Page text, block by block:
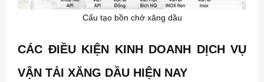
Cấu tạo bồn chở xăng dầu
CÁC ĐIỀU KIỆN KINH DOANH DỊCH VỤ
VẬN TẢI XĂNG DẦU HIỆN NAY